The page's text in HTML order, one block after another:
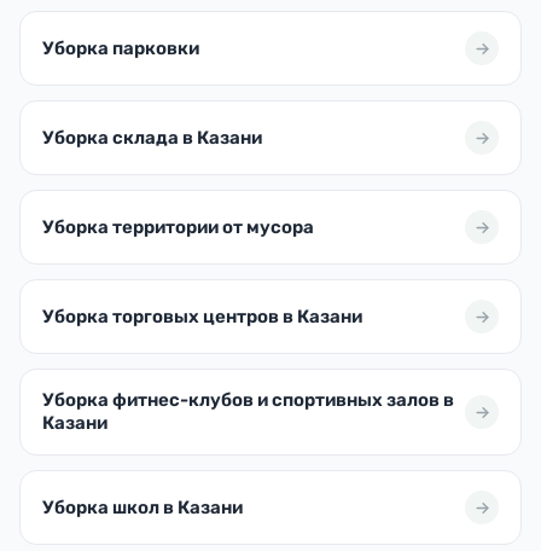
Уборка парковки
Уборка склада в Казани
Уборка территории от мусора
Уборка торговых центров в Казани
Уборка фитнес-клубов и спортивных залов в
Казани
Уборка школ в Казани